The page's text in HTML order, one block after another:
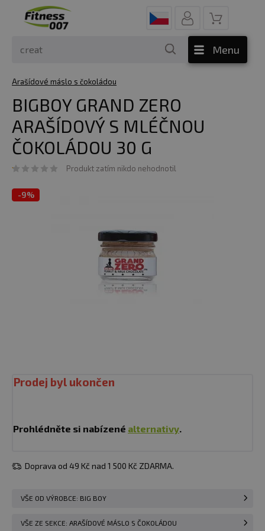
Menu
Arašídové máslo s čokoládou
BIGBOY GRAND ZERO
ARAŠÍDOVÝ S MLÉČNOU
ČOKOLÁDOU 30 G
Produkt zatím nikdo nehodnotil
-9%
Prodej byl ukončen
Prohlédněte si nabízené alternativy.
Doprava od 49 Kč nad 1 500 Kč ZDARMA.
VŠE OD VÝROBCE: BIG BOY
VŠE ZE SEKCE: ARAŠÍDOVÉ MÁSLO S ČOKOLÁDOU